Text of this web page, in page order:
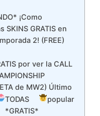
¡Como
SKINS GRATIS en
2! (FREE)
por ver la CALL
de MW2) Último
TODAS
*GRATIS*
popular